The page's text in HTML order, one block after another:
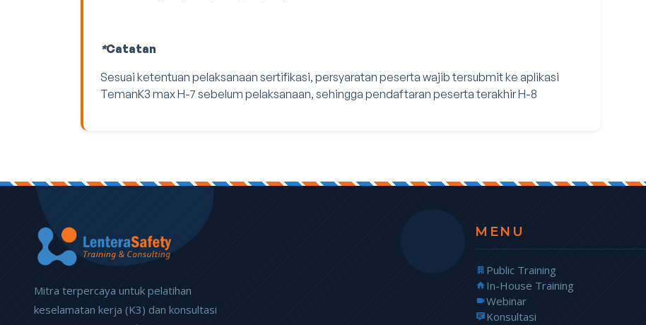
*Catatan
Sesuai ketentuan pelaksanaan sertifikasi, persyaratan peserta wajib tersubmit ke aplikasi
TemanK3 max H-7 sebelum pelaksanaan, sehingga pendaftaran peserta terakhir H-8
Mitra terpercaya untuk pelatihan
keselamatan kerja (K3) dan konsultasi
MENU
Public Training
In-House Training
Webinar
Konsultasi